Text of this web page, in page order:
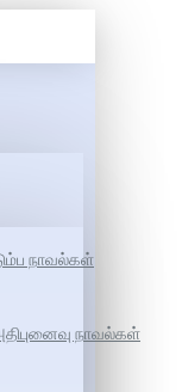
நாவல்கள்
நாவல்கள்